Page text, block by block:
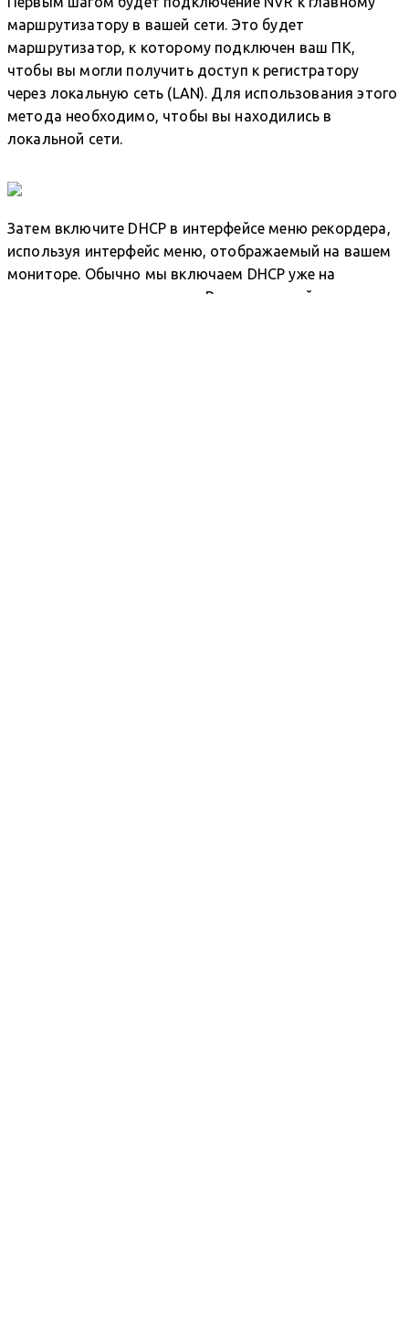
маршрутизатору в вашей сети. Это будет
маршрутизатор, к которому подключен ваш ПК,
чтобы вы могли получить доступ к регистратору
через локальную сеть (LAN). Для использования этого
метода необходимо, чтобы вы находились в
локальной сети.
Затем включите DHCP в интерфейсе меню рекордера,
используя интерфейс меню, отображаемый на вашем
мониторе. Обычно мы включаем DHCP уже на
поставляемых рекордерах. Вы можете найти его уже